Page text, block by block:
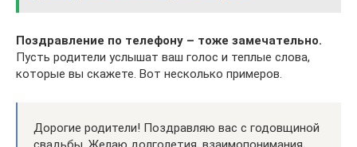
Поздравление по телефону – тоже замечательно.
Пусть родители услышат ваш голос и теплые слова,
которые вы скажете. Вот несколько примеров.
Дорогие родители! Поздравляю вас с годовщиной